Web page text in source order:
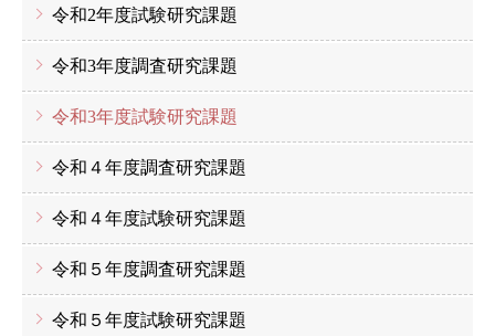
令和2年度試験研究課題
令和3年度調査研究課題
令和3年度試験研究課題
令和４年度調査研究課題
令和４年度試験研究課題
令和５年度調査研究課題
令和５年度試験研究課題